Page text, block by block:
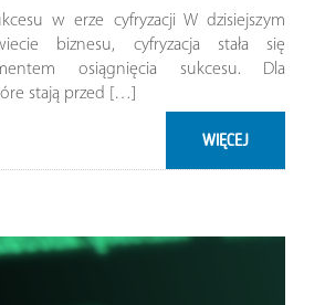
w erze cyfryzacji W dzisiejszym
biznesu, cyfryzacja stała się
osiągnięcia sukcesu. Dla
stają przed […]
WIĘCEJ